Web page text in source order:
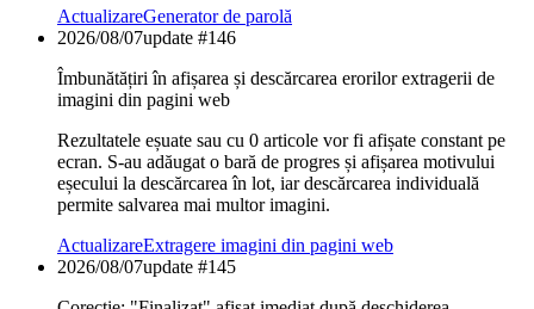
ActualizareGenerator de parolă
2026/08/07update #146
Îmbunătățiri în afișarea și descărcarea erorilor extragerii de
imagini din pagini web
Rezultatele eșuate sau cu 0 articole vor fi afișate constant pe
ecran. S-au adăugat o bară de progres și afișarea motivului
eșecului la descărcarea în lot, iar descărcarea individuală
permite salvarea mai multor imagini.
ActualizareExtragere imagini din pagini web
2026/08/07update #145